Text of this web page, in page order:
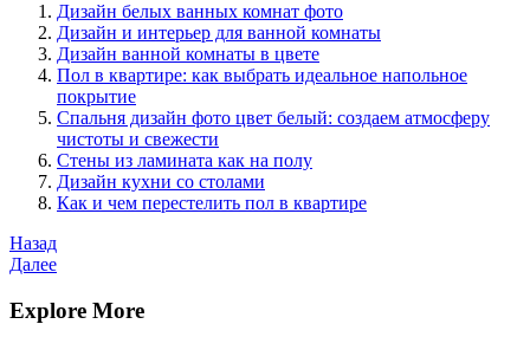
Дизайн белых ванных комнат фото
Дизайн и интерьер для ванной комнаты
Дизайн ванной комнаты в цвете
Пол в квартире: как выбрать идеальное напольное
покрытие
Спальня дизайн фото цвет белый: создаем атмосферу
чистоты и свежести
Стены из ламината как на полу
Дизайн кухни со столами
Как и чем перестелить пол в квартире
Навигация
по
записям
Предыдущая
запись
Назад
Следующая
Далее
Explore More